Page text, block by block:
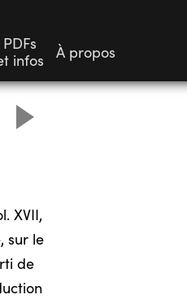
PDFs
infos
À propos
XVII,
sur le
de